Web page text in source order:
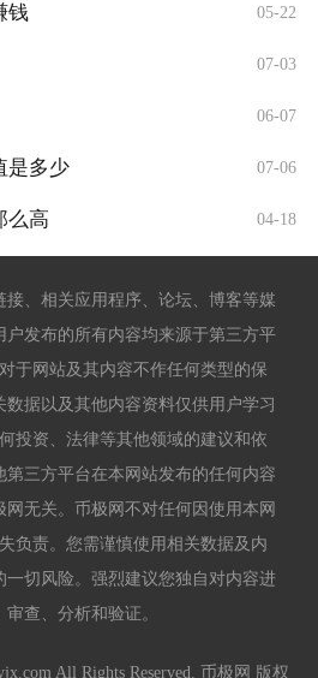
钱 05-22
07-03
06-07
是多少 07-06
么高 04-18
接、相关应用程序、论坛、博客等媒
发布的所有内容均来源于第三方平
于网站及其内容不作任何类型的保
据以及其他内容资料仅供用户学习
投资、法律等其他领域的建议和依
三方平台在本网站发布的任何内容
无关。币极网不对任何因使用本网
负责。您需谨慎使用相关数据及内
切风险。强烈建议您独自对内容进
审查、分析和验证。
All Rights Reserved. 币极网 版权